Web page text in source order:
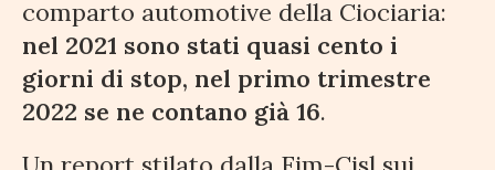
comparto automotive della Ciociaria:
nel 2021 sono stati quasi cento i
giorni di stop, nel primo trimestre
2022 se ne contano già 16.